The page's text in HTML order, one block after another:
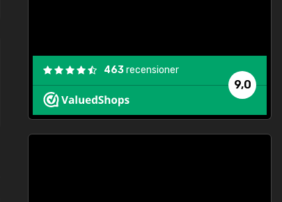
9,0
463recensioner